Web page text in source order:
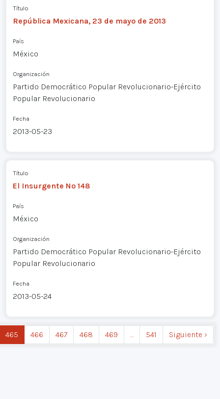
Título
República Mexicana, 23 de mayo de 2013
País
México
Organización
Partido Democrático Popular Revolucionario-Ejército
Popular Revolucionario
Fecha
2013-05-23
Título
El Insurgente Nº 148
País
México
Organización
Partido Democrático Popular Revolucionario-Ejército
Popular Revolucionario
Fecha
2013-05-24
465 466 467 468 469 … 541 Siguiente ›